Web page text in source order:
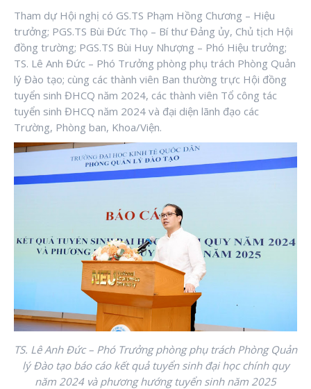
Tham dự Hội nghị có GS.TS Phạm Hồng Chương – Hiệu
trưởng; PGS.TS Bùi Đức Thọ – Bí thư Đảng ủy, Chủ tịch Hội
đồng trường; PGS.TS Bùi Huy Nhượng – Phó Hiệu trưởng;
TS. Lê Anh Đức – Phó Trưởng phòng phụ trách Phòng Quản
lý Đào tạo; cùng các thành viên Ban thường trực Hội đồng
tuyển sinh ĐHCQ năm 2024, các thành viên Tổ công tác
tuyển sinh ĐHCQ năm 2024 và đại diện lãnh đạo các
Trường, Phòng ban, Khoa/Viện.
TS. Lê Anh Đức – Phó Trưởng phòng phụ trách Phòng Quản
lý Đào tạo báo cáo kết quả tuyển sinh đại học chính quy
năm 2024 và phương hướng tuyển sinh năm 2025